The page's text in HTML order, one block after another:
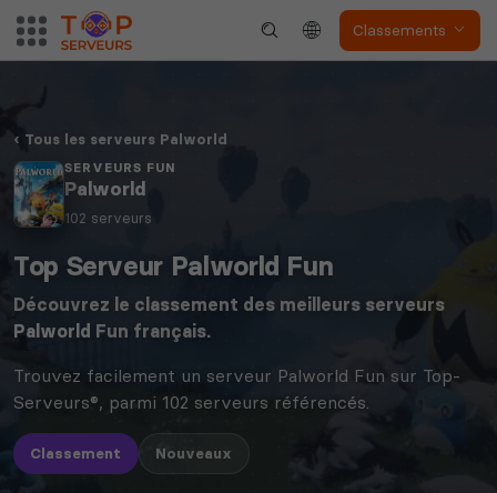
Classements
Tous les serveurs Palworld
SERVEURS FUN
Palworld
102 serveurs
Top Serveur Palworld Fun
Découvrez le classement des meilleurs serveurs
Palworld Fun français.
Trouvez facilement un serveur Palworld Fun sur Top-
Serveurs®, parmi 102 serveurs référencés.
Classement Nouveaux